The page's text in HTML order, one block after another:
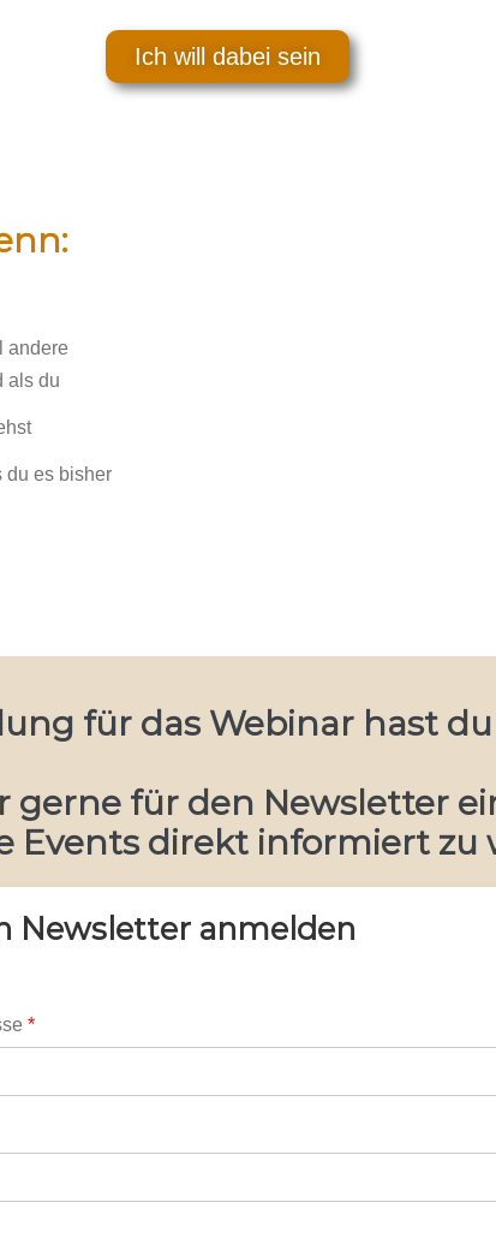
Ich will dabei sein
andere
als du
du es bisher
für das Webinar hast du
gerne für den Newsletter
Events direkt informiert zu
Newsletter anmelden
*